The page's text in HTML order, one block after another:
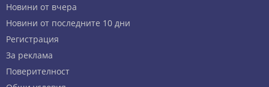
Новини от вчера
Новини от последните 10 дни
Регистрация
За реклама
Πoвepитeлнocт